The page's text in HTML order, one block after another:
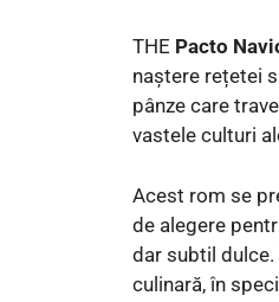
THE Pacto
naștere rețetei
pânze care
vastele culturi
Acest rom se
de alegere
dar subtil
culinară, în